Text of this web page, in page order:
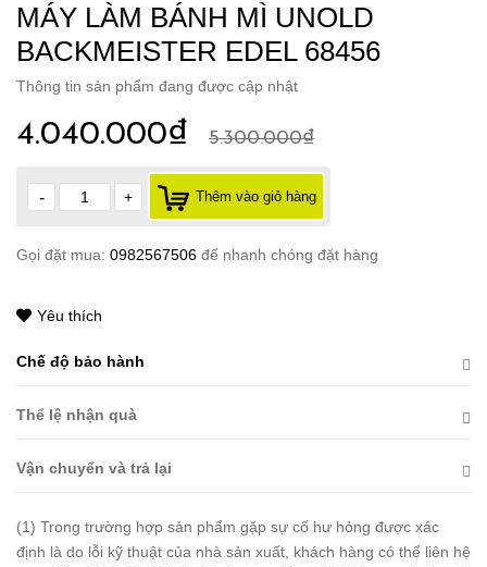
MÁY LÀM BÁNH MÌ UNOLD
BACKMEISTER EDEL 68456
Thông tin sản phẩm đang được cập nhật
4.040.000₫ 5.300.000₫
- + Thêm vào giỏ hàng
Gọi đặt mua: 0982567506 để nhanh chóng đặt hàng
Yêu thích
Chế độ bảo hành
Thể lệ nhận quà
Vận chuyển và trả lại
(1) Trong trường hợp sản phẩm gặp sự cố hư hỏng được xác
định là do lỗi kỹ thuật của nhà sản xuất, khách hàng có thể liên hệ